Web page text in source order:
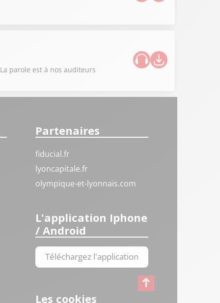
parole est à nos auditeurs
Partenaires
fiducial.fr
lyoncapitale.fr
olympique-et-lyonnais.com
L'application Iphone
/ Android
Téléchargez l'application
Les cookies